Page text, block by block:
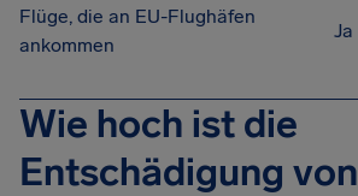
Flüge, die an EU-Flughäfen
ankommen
Ja
Wie hoch ist die
Entschädigung von